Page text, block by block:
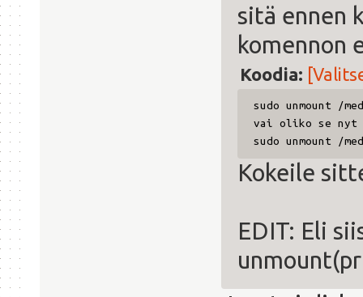
sitä ennen
komennon
Koodia:
sudo unmount /
vai oliko se nyt
sudo unmount /
Kokeile
EDIT: Eli